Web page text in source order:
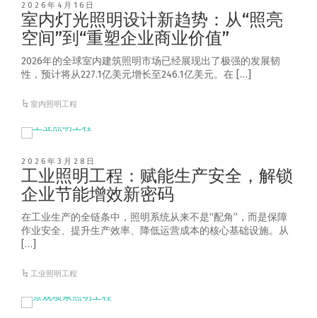
2026年4月16日
室内灯光照明设计新趋势：从“照亮
空间”到“重塑企业商业价值”
2026年的全球室内建筑照明市场已经展现出了极强的发展韧
性，预计将从227.1亿美元增长至246.1亿美元。在 […]
室内照明工程
2026年3月28日
工业照明工程：赋能生产安全，解锁
企业节能增效新密码
在工业生产的全链条中，照明系统从来不是“配角”，而是保障
作业安全、提升生产效率、降低运营成本的核心基础设施。从
[…]
工业照明工程